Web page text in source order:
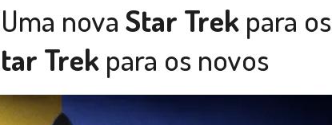
DA 4ª TEMPORADA DE STRANGE NEW WORDS
WORLDS – “THE GRIFFIN INCIDENT” (4×02)
nova Star Trek para os
Trek para os novos